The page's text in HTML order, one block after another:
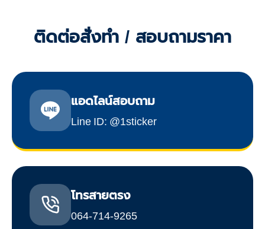
ติดต่อสั่งทำ / สอบถามราคา
แอดไลน์สอบถาม
Line ID: @1sticker
โทรสายตรง
064-714-9265